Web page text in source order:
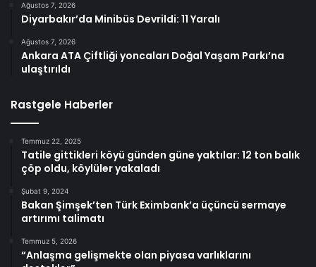
Ağustos 7, 2026
Diyarbakır’da Minibüs Devrildi: 11 Yaralı
Ağustos 7, 2026
Ankara ATA Çiftliği yoncaları Doğal Yaşam Parkı’na
ulaştırıldı
Rastgele Haberler
Temmuz 22, 2025
Tatile gittikleri köyü günden güne yaktılar: 12 ton balık
çöp oldu, köylüler yakaladı
Şubat 9, 2024
Bakan Şimşek’ten Türk Eximbank’a üçüncü sermaye
artırımı talimatı
Temmuz 5, 2026
“Anlaşma gelişmekte olan piyasa varlıklarını